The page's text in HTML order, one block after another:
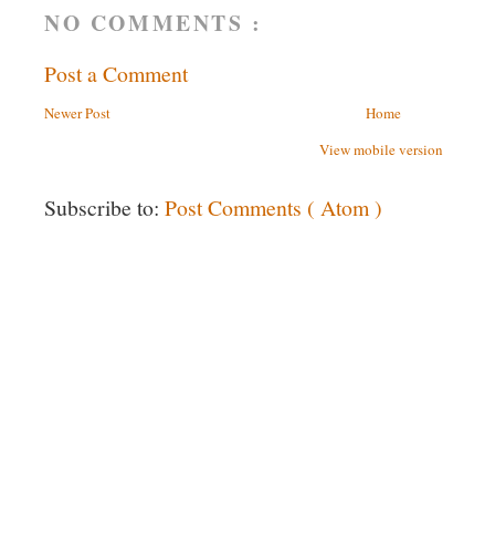
NO COMMENTS :
Post a Comment
Newer Post
Home
View mobile version
Subscribe to: Post Comments ( Atom )